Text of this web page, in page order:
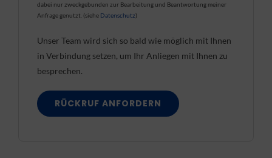
dabei nur zweckgebunden zur Bearbeitung und Beantwortung meiner
Anfrage genutzt. (siehe Datenschutz)
Unser Team wird sich so bald wie möglich mit Ihnen
in Verbindung setzen, um Ihr Anliegen mit Ihnen zu
besprechen.